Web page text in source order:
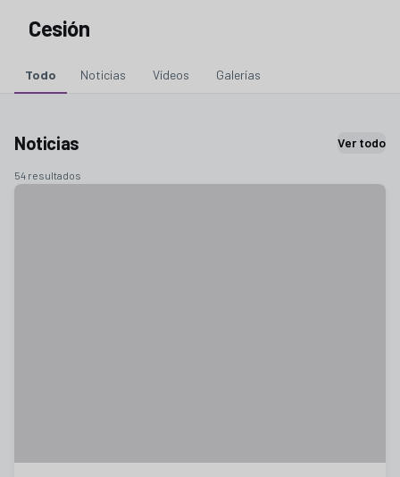
Cesión
Todo Noticias Vídeos Galerías
Noticias Ver todo
54 resultados